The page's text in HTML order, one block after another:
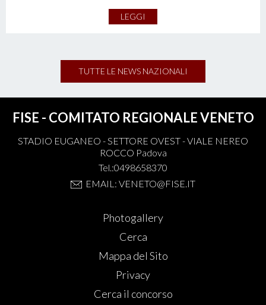
LEGGI
TUTTE LE NEWS NAZIONALI
FISE - COMITATO REGIONALE VENETO
STADIO EUGANEO - SETTORE OVEST - VIALE NEREO
ROCCO Padova
Tel.:0498658370
EMAIL: VENETO@FISE.IT
Photogallery
Cerca
Mappa del Sito
Privacy
Cerca il concorso